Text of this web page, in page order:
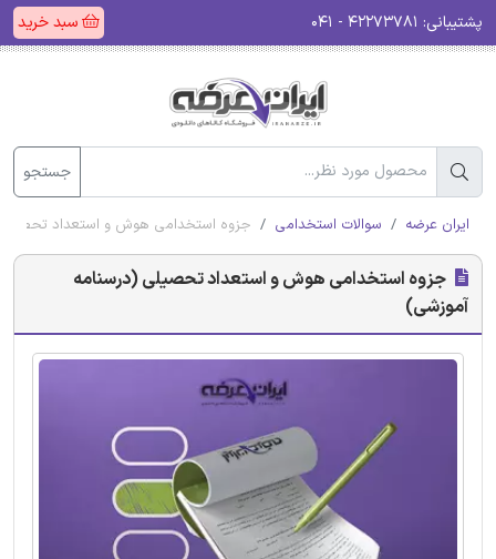
پشتیبانی: سبد خرید
جستجو
ایران عرضه سوالات استخدامی جزوه استخدامی هوش و استعداد
جزوه استخدامی هوش و استعداد تحصیلی (درسنامه
آموزشی)